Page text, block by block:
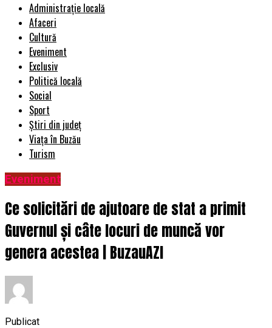
Administrație locală
Afaceri
Cultură
Eveniment
Exclusiv
Politică locală
Social
Sport
Știri din județ
Viața în Buzău
Turism
Eveniment
Ce solicitări de ajutoare de stat a primit
Guvernul și câte locuri de muncă vor
genera acestea | BuzauAZI
Publicat